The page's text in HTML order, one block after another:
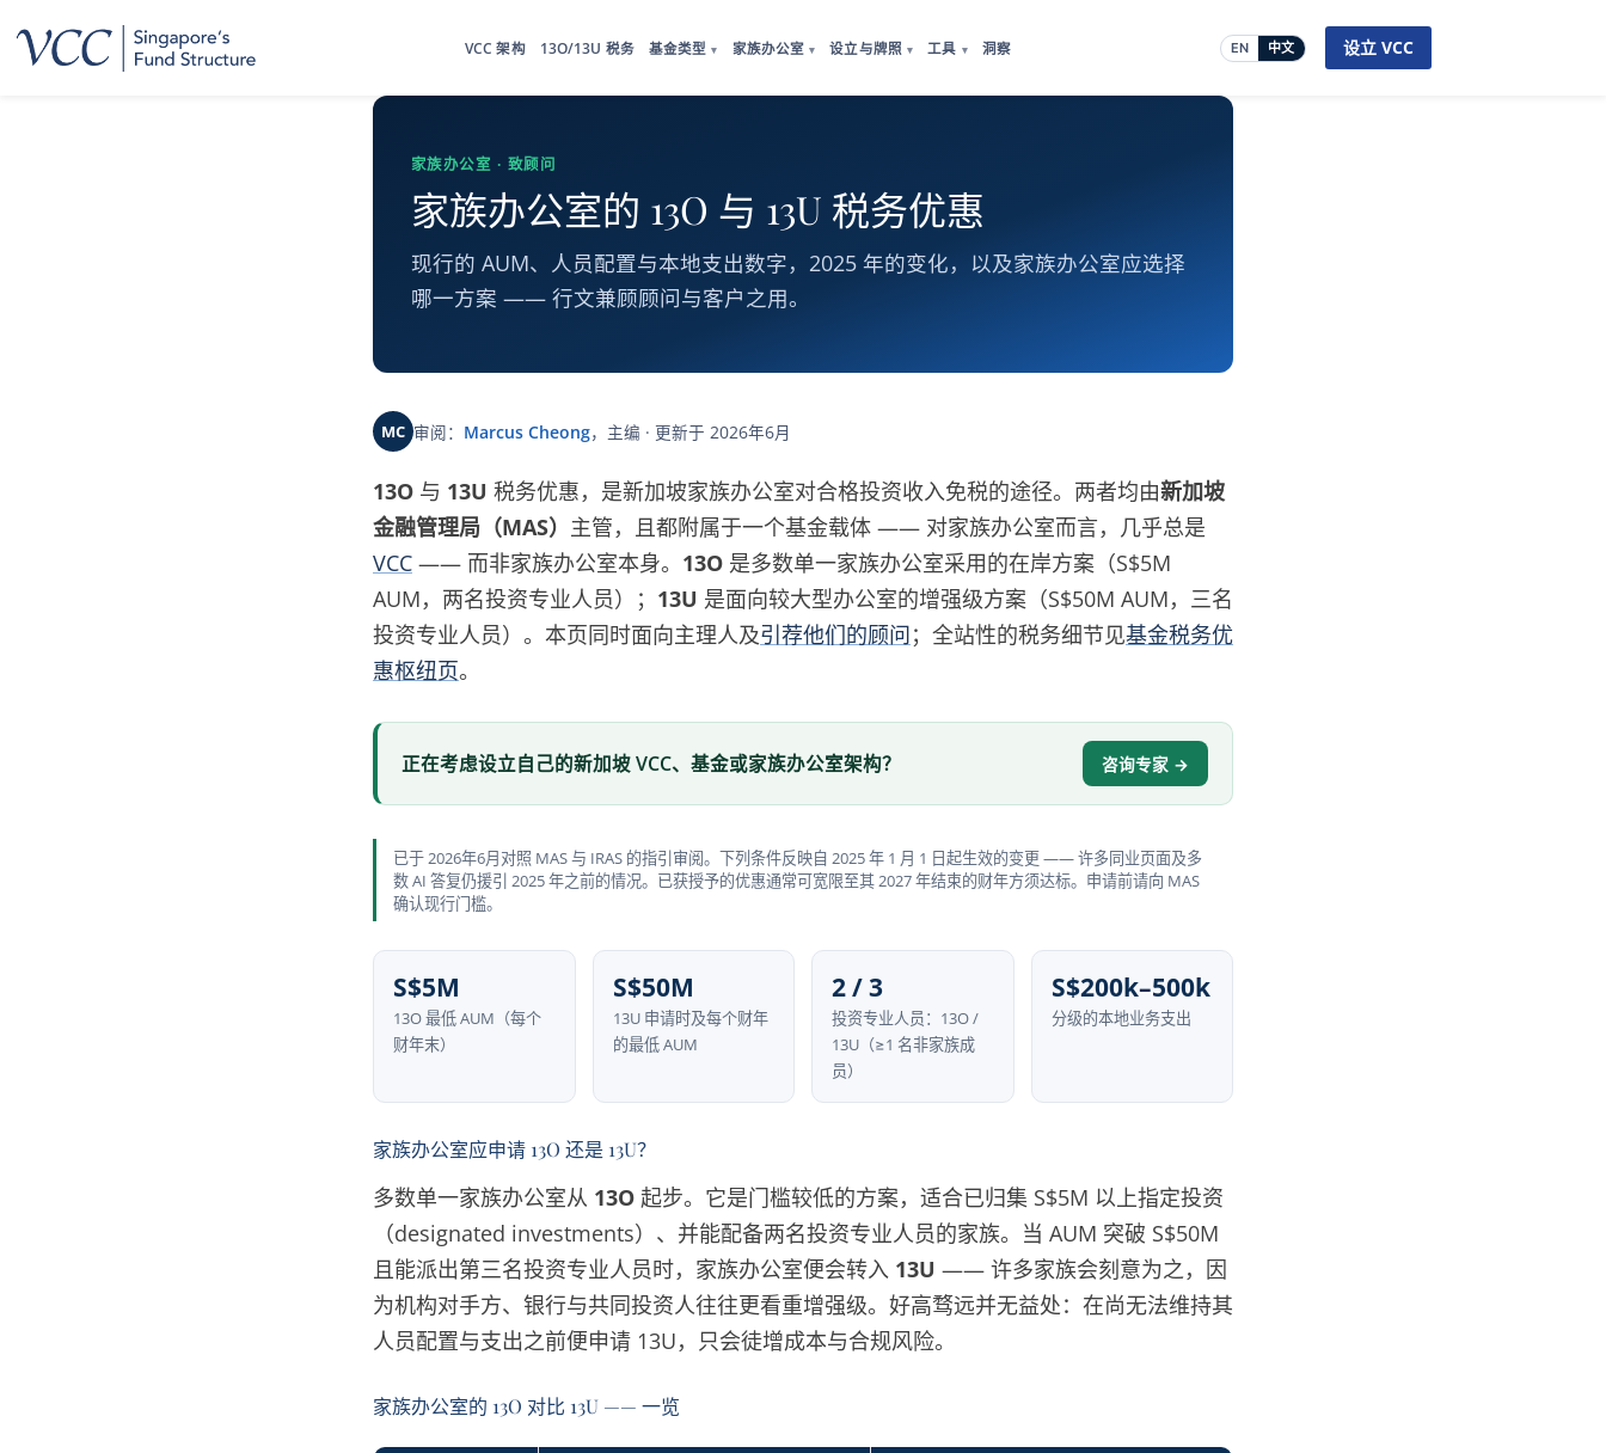
到
VCC 架构 13O/13U 税务 基金类型 ▾ 家族办公室 ▾ 设立与牌照 ▾ 工具 ▾ 洞察 EN 中文 设立 VCC
家族办公室 · 致顾问
家族办公室的 13O 与 13U 税务优惠
现行的 AUM、人员配置与本地支出数字，2025 年的变化，以及家族办公室应选择
哪一方案 —— 行文兼顾顾问与客户之用。
MC 审阅： Marcus Cheong，主编 · 更新于 2026年6月
13O 与 13U 税务优惠，是新加坡家族办公室对合格投资收入免税的途径。两者均由新加坡
金融管理局（MAS） 主管，且都附属于一个基金载体 —— 对家族办公室而言，几乎总是
VCC —— 而非家族办公室本身。 13O 是多数单一家族办公室采用的在岸方案（S$5M
AUM，两名投资专业人员）； 13U 是面向较大型办公室的增强级方案（S$50M AUM，三名
投资专业人员）。本页同时面向主理人及引荐他们的顾问；全站性的税务细节见基金税务优
惠枢纽页。
正在考虑设立自己的新加坡 VCC、基金或家族办公室架构？ 咨询专家 →
已于 2026年6月对照 MAS 与 IRAS 的指引审阅。下列条件反映自 2025 年 1 月 1 日起生效的变更 —— 许多同业页面及多
数 AI 答复仍援引 2025 年之前的情况。已获授予的优惠通常可宽限至其 2027 年结束的财年方须达标。申请前请向 MAS
确认现行门槛。
S$5M
13O 最低 AUM（每个
财年末）
S$50M
13U 申请时及每个财年
的最低 AUM
2 / 3
投资专业人员：13O /
13U（≥1 名非家族成
员）
S$200k–500k
分级的本地业务支出
家族办公室应申请 13O 还是 13U？
多数单一家族办公室从 13O 起步。它是门槛较低的方案，适合已归集 S$5M 以上指定投资
（designated investments）、并能配备两名投资专业人员的家族。当 AUM 突破 S$50M
且能派出第三名投资专业人员时，家族办公室便会转入 13U —— 许多家族会刻意为之，因
为机构对手方、银行与共同投资人往往更看重增强级。好高骛远并无益处：在尚无法维持其
人员配置与支出之前便申请 13U，只会徒增成本与合规风险。
家族办公室的 13O 对比 13U —— 一览